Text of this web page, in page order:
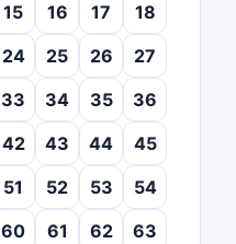
15 16 17
18
24 25 26
27
33 34 35
36
42 43 44
45
51 52 53
54
60 61 62
63